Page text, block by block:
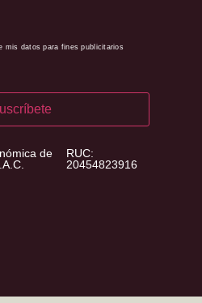
mis datos para fines publicitarios
de
RUC:
20454823916